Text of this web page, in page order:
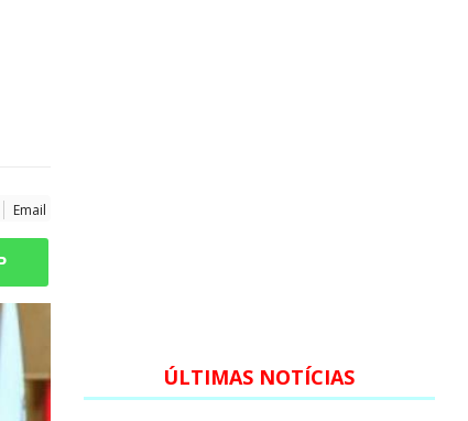
Email
ÚLTIMAS NOTÍCIAS